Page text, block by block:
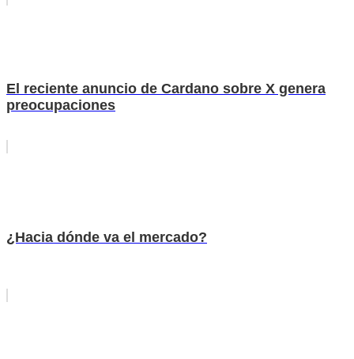
El reciente anuncio de Cardano sobre X genera
preocupaciones
¿Hacia dónde va el mercado?